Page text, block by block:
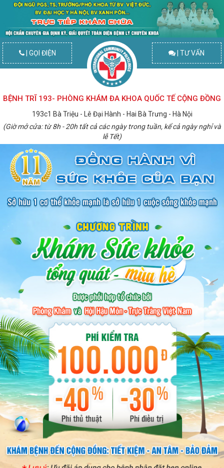
| GỌI ĐIỆN | TƯ VẤN
BỆNH TRĨ 193- PHÒNG KHÁM ĐA KHOA QUỐC TẾ CỘNG ĐỒNG
193c1 Bà Triệu - Lê Đại Hành - Hai Bà Trưng - Hà Nội
(Giờ mở cửa: từ 8h - 20h tất cả các ngày trong tuần, kể cả ngày nghỉ và
lễ Tết)